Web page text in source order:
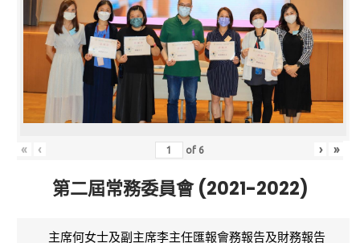
« ‹ of 6 › »
第二屆常務委員會 (2021-2022)
主席何女士及副主席李主任匯報會務報告及財務報告